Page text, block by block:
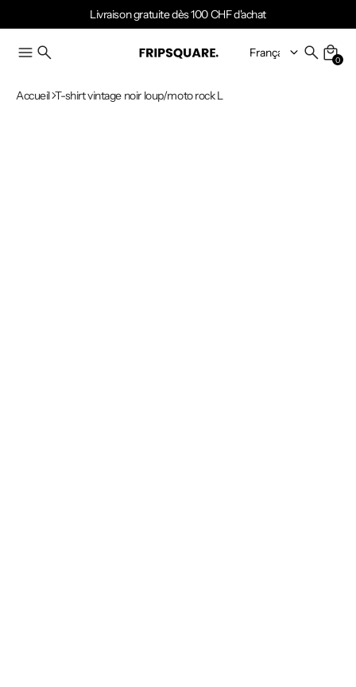
Livraison gratuite dès 100 CHF d'achat
0
Accueil T-shirt vintage noir loup/moto rock L